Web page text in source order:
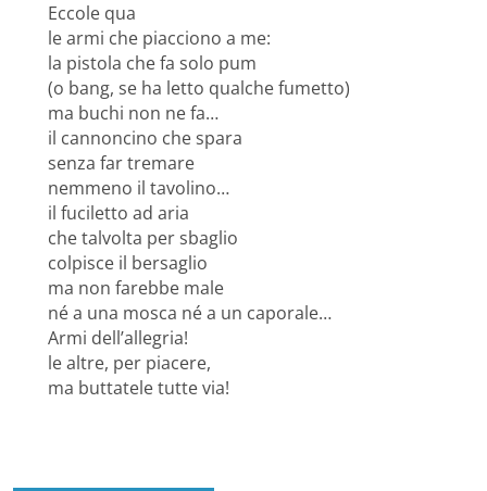
Eccole qua
le armi che piacciono a me:
la pistola che fa solo pum
(o bang, se ha letto qualche fumetto)
ma buchi non ne fa…
il cannoncino che spara
senza far tremare
nemmeno il tavolino…
il fuciletto ad aria
che talvolta per sbaglio
colpisce il bersaglio
ma non farebbe male
né a una mosca né a un caporale…
Armi dell’allegria!
le altre, per piacere,
ma buttatele tutte via!